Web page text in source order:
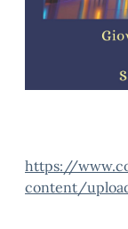
https://
content/